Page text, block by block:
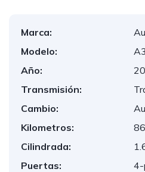
Marca:
Modelo:
A3
Año:
Transmisión:
Cambio:
Kilometros:
Cilindrada:
Puertas:
4-